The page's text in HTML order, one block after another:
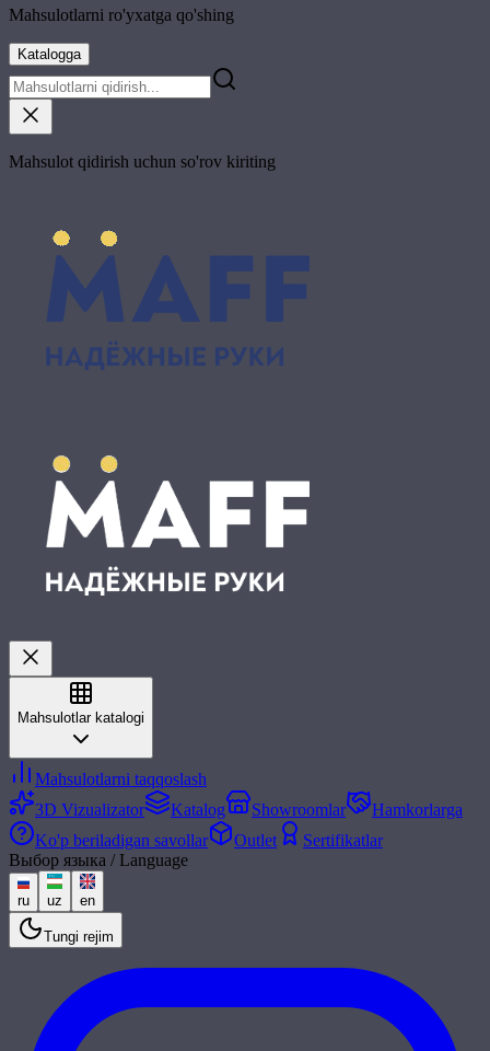
Mahsulotlarni ro'yxatga qo'shing
Katalogga
Mahsulot qidirish uchun so'rov kiriting
Mahsulotlar katalogi
Mahsulotlarni taqqoslash
3D Vizualizator
Katalog Showroomlar
Hamkorlarga
Ko'p beriladigan savollar
Outlet
Sertifikatlar
Выбор языка / Language
ru uz en
Tungi rejim